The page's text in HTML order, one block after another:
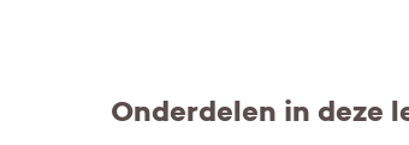
Onderdelen in deze